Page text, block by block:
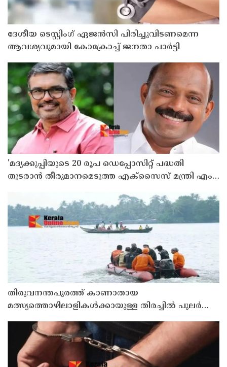
ദേശീയ ടെസ്റ്റിംഗ് ഏജന്‍സി പിരിച്ചുവിടണമെന്ന
ആവശ്യവുമായി കോക്രോച്ച് ജനതാ പാര്‍ട്ടി
'മദ്യക്കുപ്പിയുടെ 20 രൂപ ഡെപ്പോസിറ്റ് പദ്ധതി
തുടരാന്‍ തീരുമാനമെടുത്ത എക്സൈസ് മന്ത്രി എം
രാജേഷ്
തിരുവനന്തപുരത്ത് കാണാതായ
മത്സ്യത്തൊഴിലാളികള്‍ക്കായുള്ള തിരച്ചില്‍ പുലര്‍ച്ചെ